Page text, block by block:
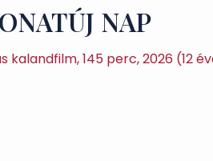
NAP
kalandfilm, 145 perc, 2026 (12